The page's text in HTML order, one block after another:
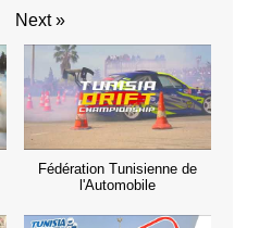
Next »
Fédération Tunisienne de
l'Automobile